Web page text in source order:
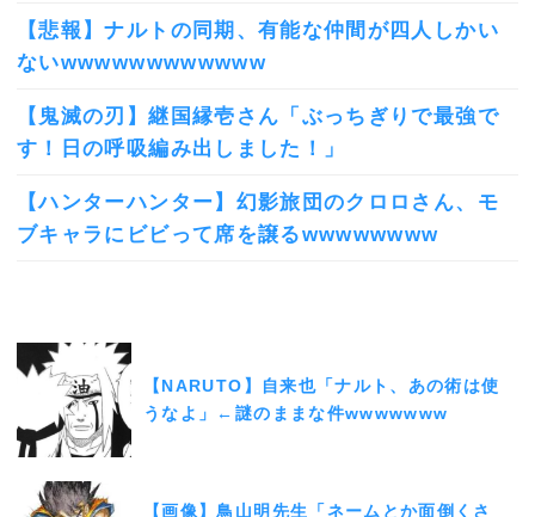
【悲報】ナルトの同期、有能な仲間が四人しかい
ないwwwwwwwwwwww
【鬼滅の刃】継国縁壱さん「ぶっちぎりで最強で
す！日の呼吸編み出しました！」
【ハンターハンター】幻影旅団のクロロさん、モ
ブキャラにビビって席を譲るwwwwwwww
【NARUTO】自来也「ナルト、あの術は使
うなよ」←謎のままな件wwwwwww
【画像】鳥山明先生「ネームとか面倒くさ